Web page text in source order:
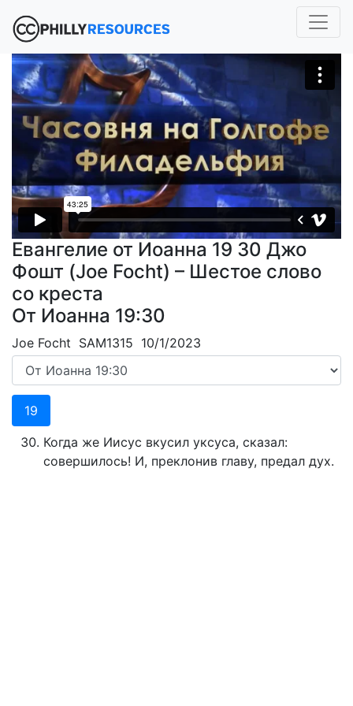
Евангелие от Иоанна 19 30 Джо
Фошт (Joe Focht) – Шестое слово
со креста
От Иоанна 19:30
Joe Focht SAM1315 10/1/2023
19
Когда же Иисус вкусил уксуса, сказал:
совершилось! И, преклонив главу, предал дух.